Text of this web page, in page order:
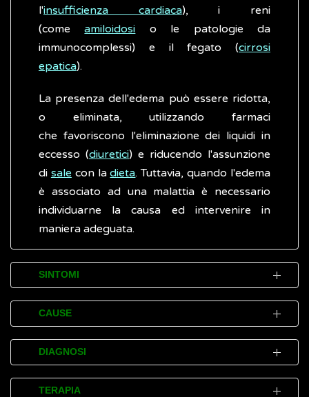
l'insufficienza cardiaca), i reni
(comeamiloidosi o le patologie da
immunocomplessi) e il fegato (cirrosi
epatica).
La presenza dell'edema può essere ridotta,
o eliminata, utilizzando farmaci
che favoriscono l'eliminazione dei liquidi in
eccesso (diuretici) e riducendo l'assunzione
di sale con ladieta. Tuttavia, quando l'edema
è associato ad una malattia è necessario
individuarne la causa ed intervenire in
maniera adeguata.
SINTOMI
I principali disturbi (sintomi) associati
all'edema sono:
gonfiore
gambe e braccia
CAUSE
L'edema si forma quando piccoli vasi
sanguigni, chiamati capillari, rilasciano del
liquido che si accumula nei tessuti circostanti
DIAGNOSI
Per diagnosticare la presenza dell'edema, il
TERAPIA